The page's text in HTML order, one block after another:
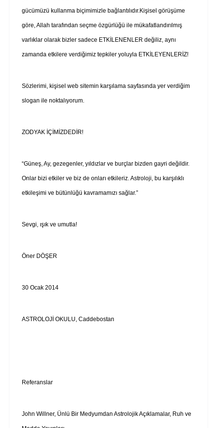
gücümüzü kullanma biçimimizle bağlantılıdır.Kişisel görüşüme
göre, Allah tarafından seçme özgürlüğü ile mükafatlandırılmış
varlıklar olarak bizler sadece ETKİLENENLER değiliz, aynı
zamanda etkilere verdiğimiz tepkiler yoluyla ETKİLEYENLERİZ!
Sözlerimi, kişisel web sitemin karşılama sayfasında yer verdiğim
slogan ile noktalıyorum.
ZODYAK İÇİMİZDEDİR!
“Güneş, Ay, gezegenler, yıldızlar ve burçlar bizden gayri değildir.
Onlar bizi etkiler ve biz de onları etkileriz. Astroloji, bu karşılıklı
etkileşimi ve bütünlüğü kavramamızı sağlar.”
Sevgi, ışık ve umutla!
Öner DÖŞER
30 Ocak 2014
ASTROLOJİ OKULU, Caddebostan
Referanslar
John Willner, Ünlü Bir Medyumdan Astrolojik Açıklamalar, Ruh ve